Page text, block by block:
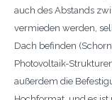
auch des Abstands
vermieden werden,
Dach befinden
Photovoltaik-
außerdem die